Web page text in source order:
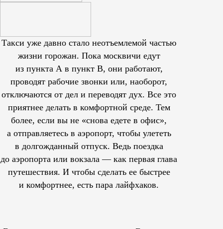
Такси уже давно стало неотъемлемой частью
жизни горожан. Пока москвичи едут
из пункта А в пункт В, они работают,
проводят рабочие звонки или, наоборот,
отключаются от дел и переводят дух. Все это
приятнее делать в комфортной среде. Тем
более, если вы не «снова едете в офис»,
а отправляетесь в аэропорт, чтобы улететь
в долгожданный отпуск. Ведь поездка
до аэропорта или вокзала — как первая глава
путешествия. И чтобы сделать ее быстрее
и комфортнее, есть пара лайфхаков.